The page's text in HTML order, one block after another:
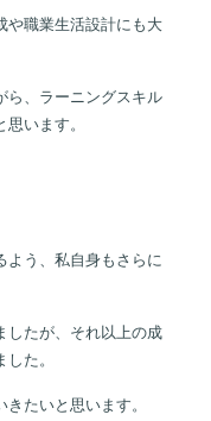
や職業生活設計にも大
ら、ラーニングスキル
います。
よう、私自身もさらに
したが、それ以上の成
た。
たいと思います。